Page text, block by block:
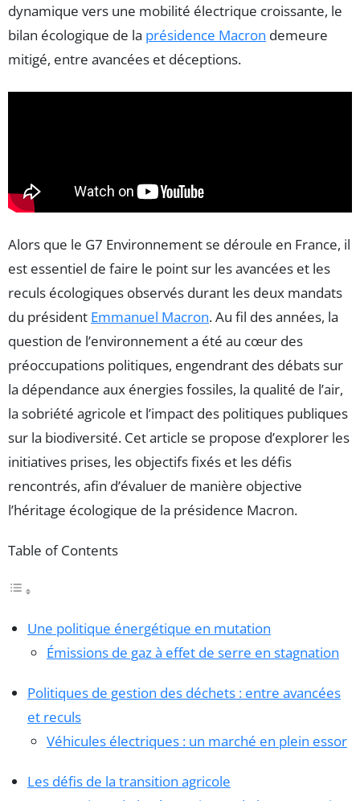
dynamique vers une mobilité électrique croissante, le
bilan écologique de la présidence Macron demeure
mitigé, entre avancées et déceptions.
Alors que le G7 Environnement se déroule en France, il
est essentiel de faire le point sur les avancées et les
reculs écologiques observés durant les deux mandats
du président Emmanuel Macron. Au fil des années, la
question de l’environnement a été au cœur des
préoccupations politiques, engendrant des débats sur
la dépendance aux énergies fossiles, la qualité de l’air,
la sobriété agricole et l’impact des politiques publiques
sur la biodiversité. Cet article se propose d’explorer les
initiatives prises, les objectifs fixés et les défis
rencontrés, afin d’évaluer de manière objective
l’héritage écologique de la présidence Macron.
Table of Contents
Une politique énergétique en mutation
Émissions de gaz à effet de serre en stagnation
Politiques de gestion des déchets : entre avancées
et reculs
Véhicules électriques : un marché en plein essor
Les défis de la transition agricole